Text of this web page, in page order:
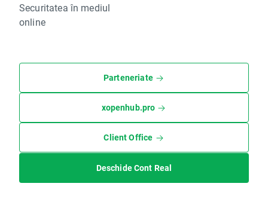
Securitatea în mediul
online
Parteneriate
xopenhub.pro
Client Office
Deschide Cont Real